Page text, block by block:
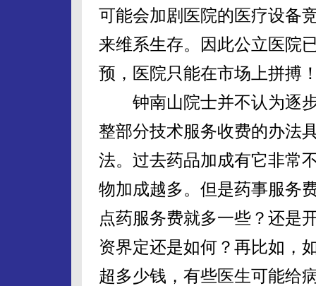
可能会加剧医院的医疗设备
来维系生存。因此公立医院
预，医院只能在市场上拼搏
钟南山院士并不认为逐步
整部分技术服务收费的办法
法。过去药品加成有它非常
物加成越多。但是药事服务
点药服务费就多一些？还是
资界定还是如何？再比如，
超多少钱，有些医生可能给